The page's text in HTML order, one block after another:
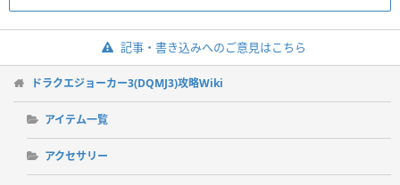
記事・書き込みへのご意見はこちら
ドラクエジョーカー3(DQMJ3)攻略Wiki
アイテム一覧
アクセサリー